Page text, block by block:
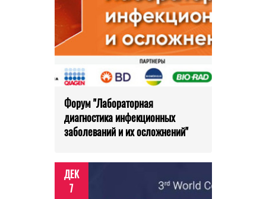
Форум "Лабораторная
диагностика инфекционных
заболеваний и их осложнений"
ДЕК
7